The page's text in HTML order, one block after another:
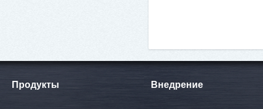
Продукты Внедрение